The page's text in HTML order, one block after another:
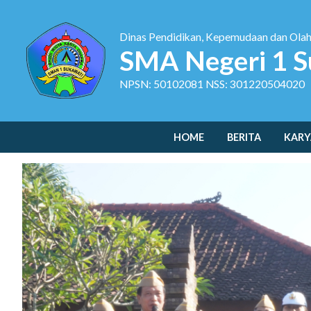
Dinas Pendidikan, Kepemudaan dan
SMA Negeri 1
NPSN: 50102081 NSS: 301220504020
HOME BERITA